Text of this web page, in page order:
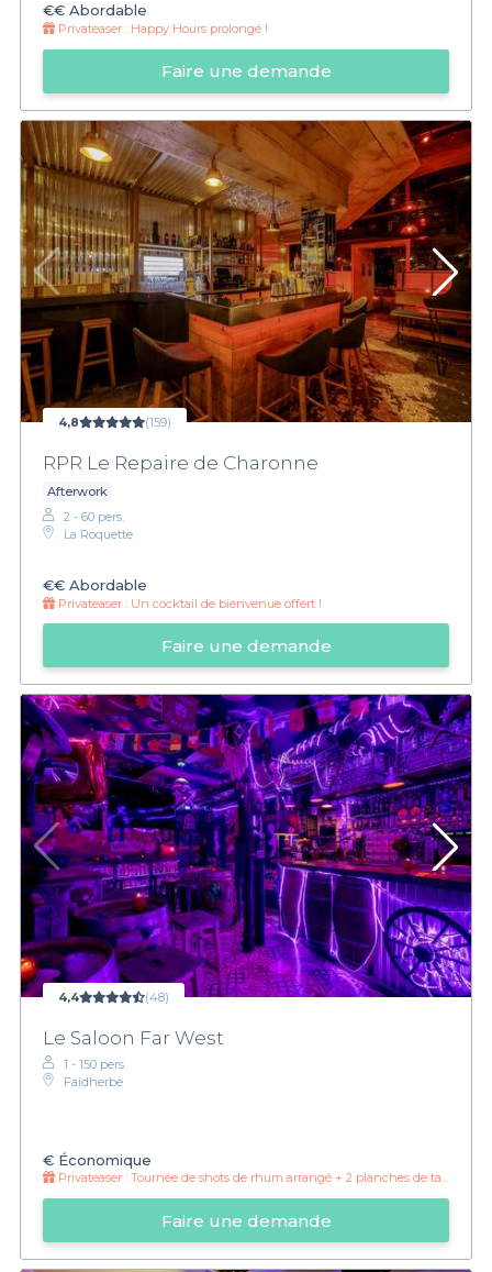
€€ Abordable
Privateaser : Happy Hours prolongé !
Faire une demande
4,8 (159)
RPR Le Repaire de Charonne
Afterwork
2 - 60 pers.
La Roquette
€€ Abordable
Privateaser : Un cocktail de bienvenue offert !
Faire une demande
4,4 (48)
Le Saloon Far West
1 - 150 pers.
Faidherbe
€ Économique
Privateaser : Tournée de shots de rhum arrangé + 2 planches de tapas mixtes offertes
Faire une demande